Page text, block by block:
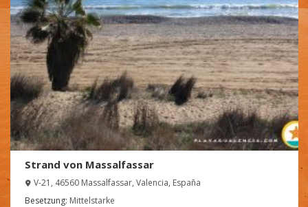
Strand von Massalfassar
V-21, 46560 Massalfassar, Valencia, España
Besetzung: Mittelstarke